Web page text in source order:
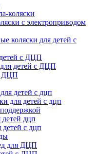
коляски
с электроприводом
коляски для детей с
с ДЦП
детей с ДЦП
ДЦП
детей с дцп
для детей с дцп
детей дцп
с дцп
для ДЦП